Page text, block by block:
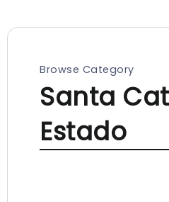
Browse Category
Santa
Estado